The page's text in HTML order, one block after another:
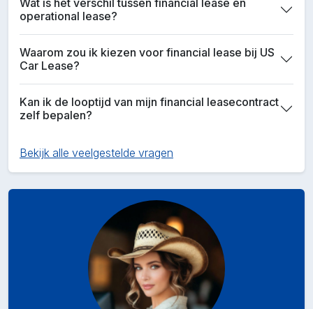
operational lease?
Waarom zou ik kiezen voor financial lease bij US
Car Lease?
Kan ik de looptijd van mijn financial leasecontract
zelf bepalen?
Bekijk alle veelgestelde vragen